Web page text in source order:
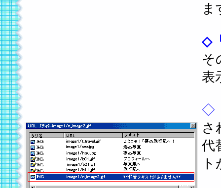
ま
◇
そ
表
◇
さ
代